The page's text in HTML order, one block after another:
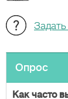
Опрос
Как часто